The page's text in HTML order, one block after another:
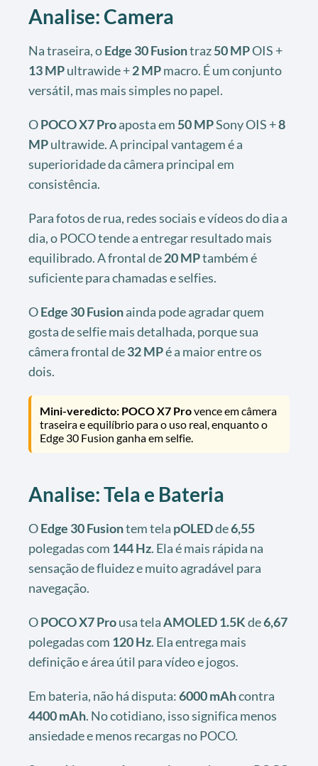
Analise: Camera
Na traseira, oEdge 30 Fusiontraz50 MPOIS +
13 MPultrawide +2 MPmacro. É um conjunto
versátil, mas mais simples no papel.
OPOCO X7 Proaposta em 50 MPSony OIS +8
MPultrawide. A principal vantagem é a
superioridade da câmera principal em
consistência.
Para fotos de rua, redes sociais e vídeos do dia a
dia, o POCO tende a entregar resultado mais
equilibrado. A frontal de20 MPtambém é
suficiente para chamadas e selfies.
OEdge 30 Fusionainda pode agradar quem
gosta de selfie mais detalhada, porque sua
câmera frontal de32 MPé a maior entre os
dois.
Mini-veredicto: POCO X7 Provence em câmera
traseira e equilíbrio para o uso real, enquanto o
Edge 30 Fusion ganha em selfie.
Analise: Tela e Bateria
OEdge 30 Fusiontem tela pOLEDde6,55
polegadas com 144 Hz. Ela é mais rápida na
sensação de fluidez e muito agradável para
navegação.
OPOCO X7 Prousa telaAMOLED 1.5Kde6,67
polegadas com 120 Hz. Ela entrega mais
definição e área útil para vídeo e jogos.
Em bateria, não há disputa:6000 mAhcontra
4400 mAh. No cotidiano, isso significa menos
ansiedade e menos recargas no POCO.